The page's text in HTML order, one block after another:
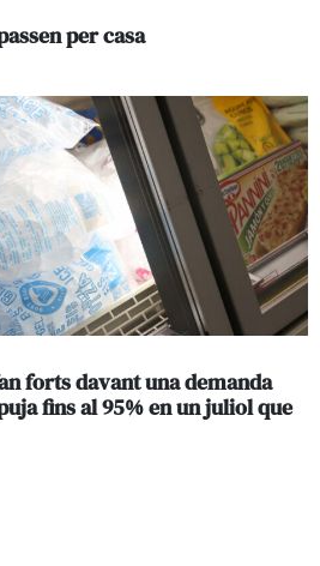
per casa
forts davant una demanda
fins al 95% en un juliol que